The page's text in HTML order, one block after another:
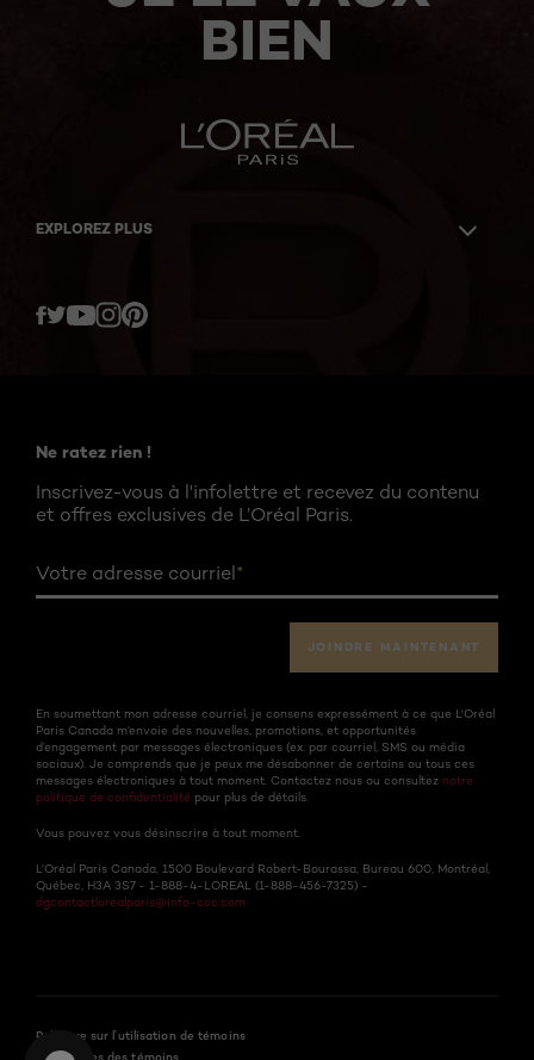
BIEN
EXPLOREZ PLUS
Ne ratez rien !
Inscrivez-vous à l'infolettre et recevez du contenu
et offres exclusives de L’Oréal Paris.
Votre adresse courriel *
JOINDRE MAINTENANT
En soumettant mon adresse courriel, je consens expressément à ce que L'Oréal
Paris Canada m’envoie des nouvelles, promotions, et opportunités
d’engagement par messages électroniques (ex. par courriel, SMS ou média
sociaux). Je comprends que je peux me désabonner de certains ou tous ces
messages électroniques à tout moment. Contactez nous ou consultez notre
politique de confidentialité pour plus de détails.
Vous pouvez vous désinscrire à tout moment.
L’Oréal Paris Canada, 1500 Boulevard Robert-Bourassa, Bureau 600, Montréal,
Québec, H3A 3S7 - 1-888-4-LOREAL (1-888-456-7325) -
dgcontactlorealparis@info-ccc.com
Politique sur l’utilisation de témoins
Paramètres des témoins